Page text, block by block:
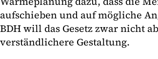
aufschieben und auf mögliche
BDH will das Gesetz zwar nicht
verständlichere Gestaltung.